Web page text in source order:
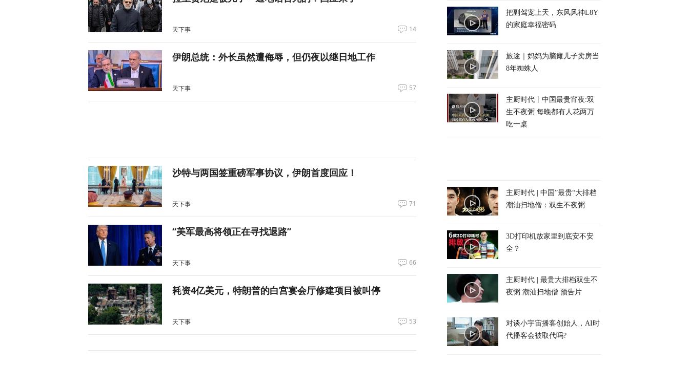
天下事 14
伊朗总统：外长虽然遭侮辱，但仍夜以继日地工作
天下事 57
沙特与两国签重磅军事协议，伊朗首度回应！
天下事 71
“美军最高将领正在寻找退路”
天下事 66
耗资4亿美元，特朗普的白宫宴会厅修建项目被叫停
天下事 53
把副驾宠上天，东风风神L8Y
的家庭幸福密码
旅途｜妈妈为脑瘫儿子卖房当
8年蜘蛛人
主厨时代丨中国最贵宵夜:双
生不夜粥 每晚都有人花两万
吃一桌
主厨时代 | 中国”最贵“大排档
潮汕扫地僧：双生不夜粥
3D打印机放家里到底安不安
全？
主厨时代 | 最贵大排档双生不
夜粥 潮汕扫地僧 预告片
对谈小宇宙播客创始人，AI时
代播客会被取代吗?